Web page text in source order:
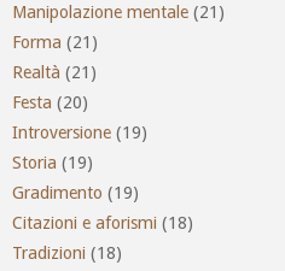
Manipolazione mentale (21)
Forma (21)
Realtà (21)
Festa (20)
Introversione (19)
Storia (19)
Gradimento (19)
Citazioni e aforismi (18)
Tradizioni (18)